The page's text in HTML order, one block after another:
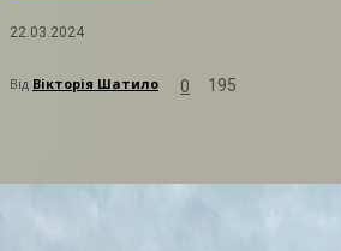
22.03.2024
Від Вікторія Шатило 0 195